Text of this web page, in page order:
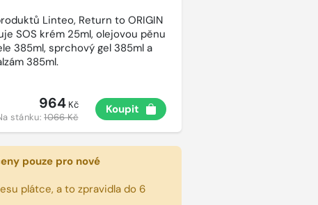
Linteo, Return to ORIGIN
SOS krém 25ml, olejovou pěnu
385ml, sprchový gel 385ml a
385ml.
964Kč
stánku:1066 Kč
Koupit
pouze pro nové
plátce, a to zpravidla do 6